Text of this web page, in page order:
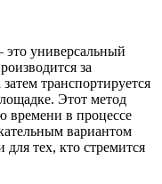
универсальный
за
транспортируется
Этот метод
времени в процессе
вариантом
тех, кто стремится